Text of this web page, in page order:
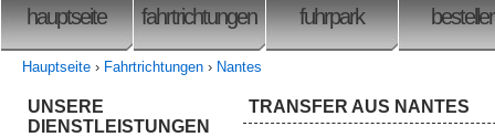
hauptseite fahrtrichtungen fuhrpark
Hauptseite › Fahrtrichtungen › Nantes
TRANSFER AUS NANTES
UNSERE
DIENSTLEISTUNGEN